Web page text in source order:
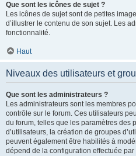
Que sont les icônes de sujet ?
Les icônes de sujet sont de petites
d’illustrer le contenu de son sujet. Les
fonctionnalité.
Haut
Niveaux des utilisateurs et
Que sont les administrateurs ?
Les administrateurs sont les membres
contrôle sur le forum. Ces utilisateurs
du forum, telles que les paramètres des
d’utilisateurs, la création de groupes
peuvent également être habilités à
dépend de la configuration effectuée